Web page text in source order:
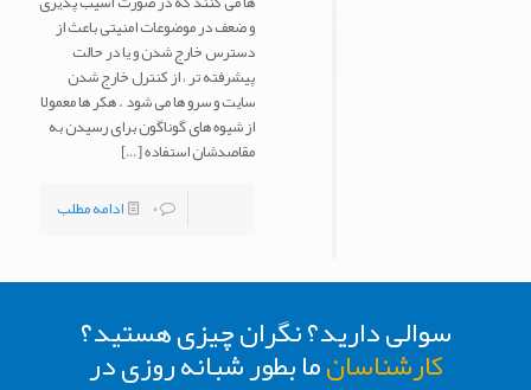
و ضعف در موضوعات امنیتی باعث از
دسترس خارج شدن و یا در حالت
پیشرفته تر ، از کنترل خارج شدن
سایت و سرو ها می شود . هکر ها معمولا
از شیوه های گوناگون برای رسیدن به
مقاصدشان استفاده[…]
0
ادامه مطلب
سوالی دارید؟ نگران چیزی هستید؟
کارشناسانما بطور شبانه روزی در